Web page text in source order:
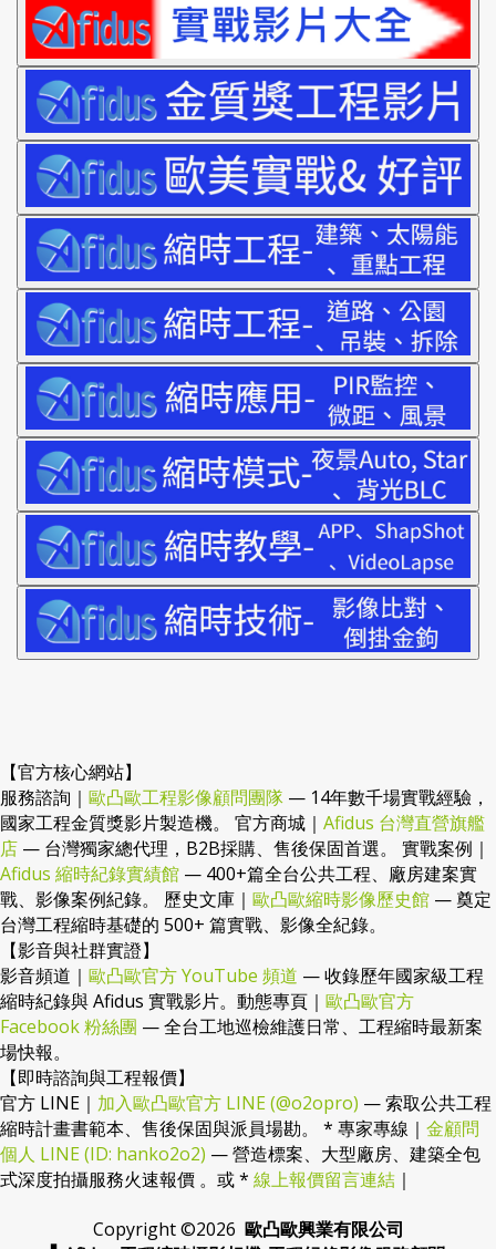
【官方核心網站】
服務諮詢｜歐凸歐工程影像顧問團隊— 14年數千場實戰經驗，
國家工程金質獎影片製造機。 官方商城｜Afidus 台灣直營旗艦
店— 台灣獨家總代理，B2B採購、售後保固首選。 實戰案例｜
Afidus 縮時紀錄實績館— 400+篇全台公共工程、廠房建案實
戰、影像案例紀錄。 歷史文庫｜歐凸歐縮時影像歷史館
台灣工程縮時基礎的 500+ 篇實戰、影像全紀錄。
【影音與社群實證】
影音頻道｜歐凸歐官方 YouTube 頻道— 收錄歷年國家級工程
縮時紀錄與 Afidus 實戰影片。動態專頁｜歐凸歐官方
Facebook 粉絲團
場快報。
【即時諮詢與工程報價】
官方 LINE｜加入歐凸歐官方 LINE (@o2opro)— 索取公共工程
縮時計畫書範本、售後保固與派員場勘。 * 專家專線｜金顧問
個人 LINE (ID: hanko2o2) — 營造標案、大型廠房、建築全包